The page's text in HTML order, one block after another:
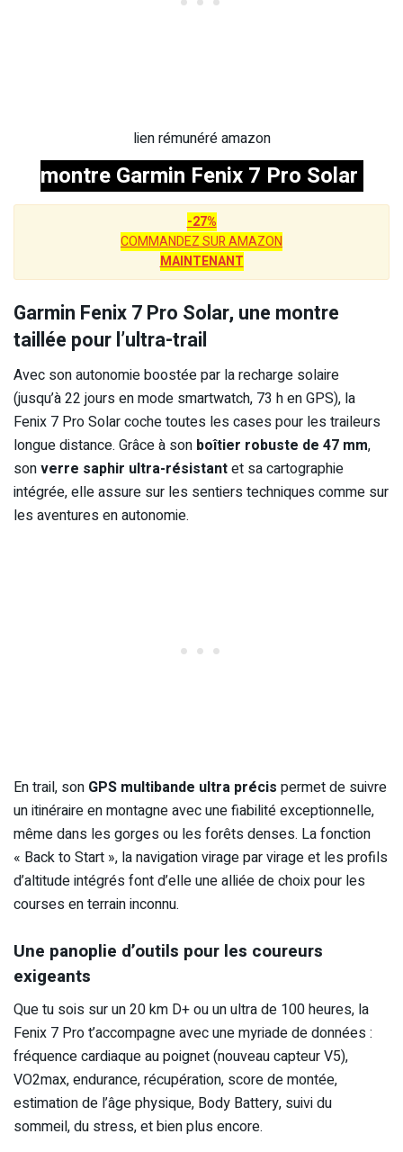
lien rémunéré amazon
montre Garmin Fenix 7 Pro Solar
-27%
COMMANDEZ SUR AMAZON
MAINTENANT
Garmin Fenix 7 Pro Solar, une montre
taillée pour l’ultra-trail
Avec son autonomie boostée par la recharge solaire
(jusqu’à 22 jours en mode smartwatch, 73 h en GPS), la
Fenix 7 Pro Solar coche toutes les cases pour les traileurs
longue distance. Grâce à son boîtier robuste de 47 mm,
sonverre saphir ultra-résistantet sa cartographie
intégrée, elle assure sur les sentiers techniques comme sur
les aventures en autonomie.
En trail, son GPS multibande ultra précis permet de suivre
un itinéraire en montagne avec une fiabilité exceptionnelle,
même dans les gorges ou les forêts denses. La fonction
« Back to Start », la navigation virage par virage et les profils
d’altitude intégrés font d’elle une alliée de choix pour les
courses en terrain inconnu.
Une panoplie d’outils pour les coureurs
exigeants
Que tu sois sur un 20 km D+ ou un ultra de 100 heures, la
Fenix 7 Pro t’accompagne avec une myriade de données :
fréquence cardiaque au poignet (nouveau capteur V5),
VO2max, endurance, récupération, score de montée,
estimation de l’âge physique, Body Battery, suivi du
sommeil, du stress, et bien plus encore.